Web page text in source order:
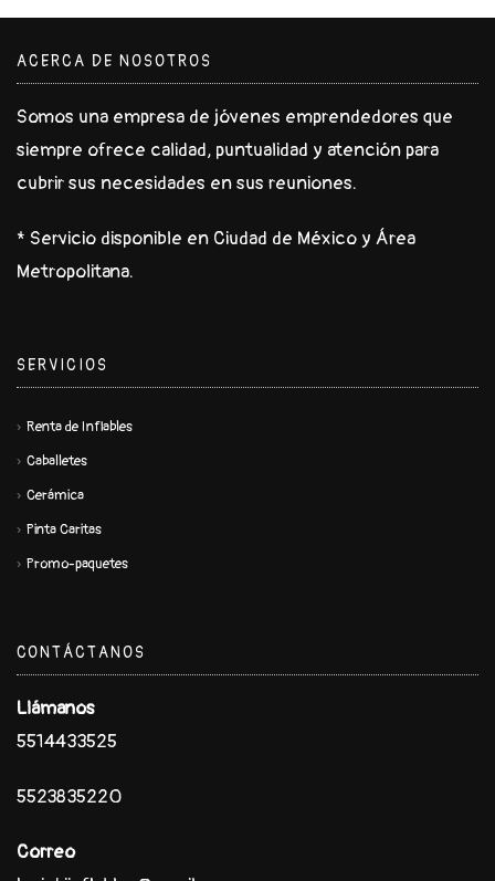
ACERCA DE NOSOTROS
Somos una empresa de jóvenes emprendedores que
siempre ofrece calidad, puntualidad y atención para
cubrir sus necesidades en sus reuniones.
* Servicio disponible en Ciudad de México y Área
Metropolitana.
SERVICIOS
Renta de Inflables
Caballetes
Cerámica
Pinta Caritas
Promo-paquetes
CONTÁCTANOS
Llámanos
5514433525
5523835220
Correo